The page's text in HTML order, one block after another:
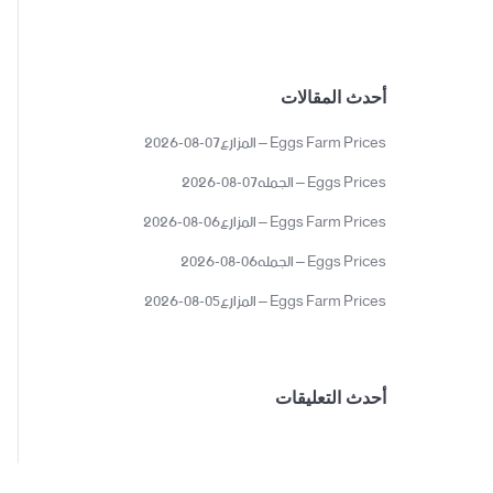
أحدث المقالات
Eggs Farm Prices – المزارع07-08-2026
Eggs Prices – الجمله07-08-2026
Eggs Farm Prices – المزارع06-08-2026
Eggs Prices – الجمله06-08-2026
Eggs Farm Prices – المزارع05-08-2026
أحدث التعليقات